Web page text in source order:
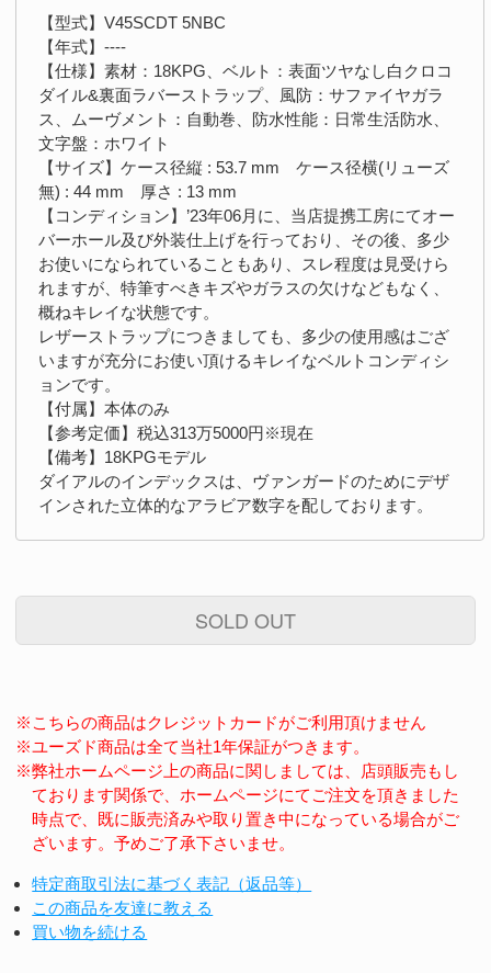
【型式】V45SCDT 5NBC
【年式】----
【仕様】素材：18KPG、ベルト：表面ツヤなし白クロコ
ダイル&裏面ラバーストラップ、風防：サファイヤガラ
ス、ムーヴメント：自動巻、防水性能：日常生活防水、
文字盤：ホワイト
【サイズ】ケース径縦 : 53.7 mm ケース径横(リューズ
無) : 44 mm 厚さ : 13 mm
【コンディション】’23年06月に、当店提携工房にてオー
バーホール及び外装仕上げを行っており、その後、多少
お使いになられていることもあり、スレ程度は見受けら
れますが、特筆すべきキズやガラスの欠けなどもなく、
概ねキレイな状態です。
レザーストラップにつきましても、多少の使用感はござ
いますが充分にお使い頂けるキレイなベルトコンディシ
ョンです。
【付属】本体のみ
【参考定価】税込313万5000円※現在
【備考】18KPGモデル
ダイアルのインデックスは、ヴァンガードのためにデザ
インされた立体的なアラビア数字を配しております。
SOLD OUT
※こちらの商品はクレジットカードがご利用頂けません
※ユーズド商品は全て当社1年保証がつきます。
※弊社ホームページ上の商品に関しましては、店頭販売もし
ております関係で、ホームページにてご注文を頂きました
時点で、既に販売済みや取り置き中になっている場合がご
ざいます。予めご了承下さいませ。
特定商取引法に基づく表記（返品等）
この商品を友達に教える
買い物を続ける